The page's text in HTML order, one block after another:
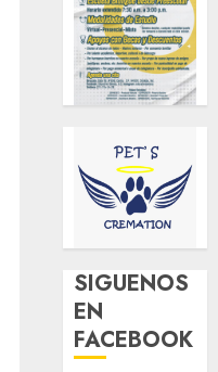
SIGUENOS
EN
FACEBOOK